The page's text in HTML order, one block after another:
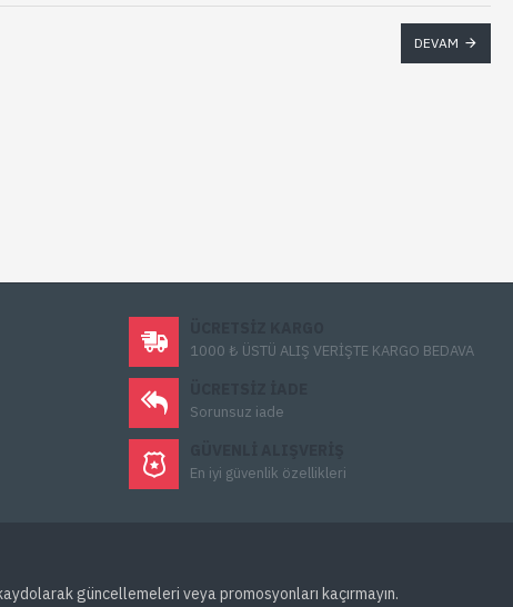
DEVAM
1000 ₺ ÜSTÜ ALIŞ VERİŞTE KARGO BEDAVA
Sorunsuz iade
En iyi güvenlik özellikleri
güncellemeleri veya promosyonları kaçırmayın.